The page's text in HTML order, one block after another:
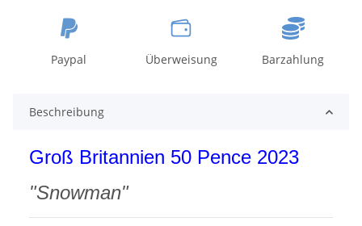
Paypal Überweisung Barzahlung
Beschreibung
Groß Britannien 50 Pence 2023
"Snowman"